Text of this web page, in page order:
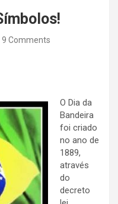
9 Comments
O Dia da
Bandeira
foi criado
no ano de
1889,
através
do
decreto